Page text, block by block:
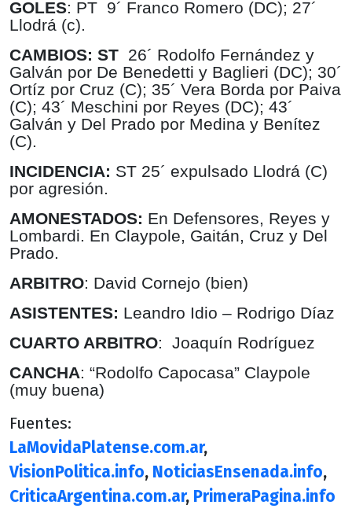
GOLES: PT 9´ Franco Romero (DC); 27´
Llodrá (c).
CAMBIOS: ST 26´ Rodolfo Fernández y
Galván por De Benedetti y Baglieri (DC); 30´
Ortíz por Cruz (C); 35´ Vera Borda por Paiva
(C); 43´ Meschini por Reyes (DC); 43´
Galván y Del Prado por Medina y Benítez
(C).
INCIDENCIA: ST 25´ expulsado Llodrá (C)
por agresión.
AMONESTADOS: En Defensores, Reyes y
Lombardi. En Claypole, Gaitán, Cruz y Del
Prado.
ARBITRO: David Cornejo (bien)
ASISTENTES: Leandro Idio – Rodrigo Díaz
CUARTO ARBITRO:
Joaquín Rodríguez
CANCHA: “Rodolfo Capocasa” Claypole
(muy buena)
Fuentes:
LaMovidaPlatense.com.ar,
VisionPolitica.info, NoticiasEnsenada.info,
CriticaArgentina.com.ar, PrimeraPagina.info